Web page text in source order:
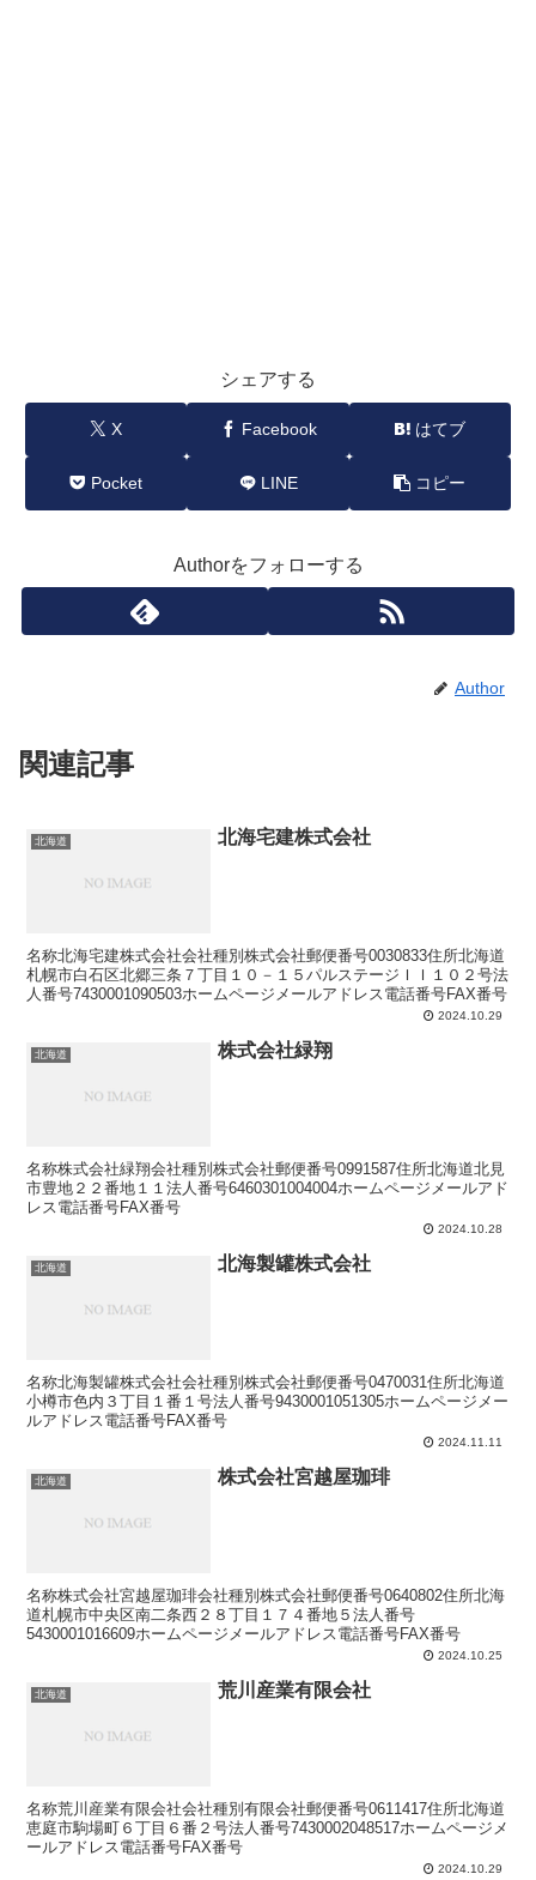
シェアする
X Facebook はてブ
Pocket LINE コピー
Authorをフォローする
Author
関連記事
北海道 北海宅建株式会社
名称北海宅建株式会社会社種別株式会社郵便番号0030833住所北海道
札幌市白石区北郷三条７丁目１０－１５パルステージＩＩ１０２号法
人番号7430001090503ホームページメールアドレス電話番号FAX番号
2024.10.29
北海道 株式会社緑翔
名称株式会社緑翔会社種別株式会社郵便番号0991587住所北海道北見
市豊地２２番地１１法人番号6460301004004ホームページメールアド
レス電話番号FAX番号
2024.10.28
北海道 北海製罐株式会社
名称北海製罐株式会社会社種別株式会社郵便番号0470031住所北海道
小樽市色内３丁目１番１号法人番号9430001051305ホームページメー
ルアドレス電話番号FAX番号
2024.11.11
北海道 株式会社宮越屋珈琲
名称株式会社宮越屋珈琲会社種別株式会社郵便番号0640802住所北海
道札幌市中央区南二条西２８丁目１７４番地５法人番号
5430001016609ホームページメールアドレス電話番号FAX番号
2024.10.25
北海道 荒川産業有限会社
名称荒川産業有限会社会社種別有限会社郵便番号0611417住所北海道
恵庭市駒場町６丁目６番２号法人番号7430002048517ホームページメ
ールアドレス電話番号FAX番号
2024.10.29